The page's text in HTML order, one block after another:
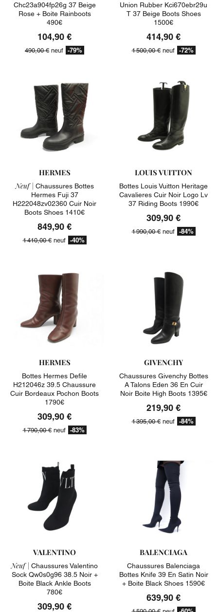
Chc23a904fp26g 37 Beige
Rose + Boite Rainboots
490€
104,90 €
490,00 € neuf -79%
Union Rubber Kci670ebr29u
T 37 Beige Boots Shoes
1500€
414,90 €
1 500,00 €neuf -72%
HERMES
Neuf | Chaussures Bottes
Hermes Fuji 37
H222048zv02360 Cuir Noir
Boots Shoes 1410€
849,90 €
1 410,00 €neuf -40%
LOUIS VUITTON
Bottes Louis Vuitton Heritage
Cavalieres Cuir Noir Logo Lv
37 Riding Boots 1990€
309,90 €
1 990,00 €neuf -84%
HERMES
Bottes Hermes Defile
H212046z 39.5 Chaussure
Cuir Bordeaux Pochon Boots
1790€
309,90 €
1 790,00 €neuf -83%
GIVENCHY
Chaussures Givenchy Bottes
A Talons Eden 36 En Cuir
Noir Boite High Boots 1395€
219,90 €
1 395,00 €neuf -84%
VALENTINO
Neuf | Chaussures Valentino
Sock Qw0s0g96 38.5 Noir +
Boite Black Ankle Boots
780€
309,90 €
BALENCIAGA
Chaussures Balenciaga
Bottes Knife 39 En Satin Noir
+ Boite Black Shoes 1590€
639,90 €